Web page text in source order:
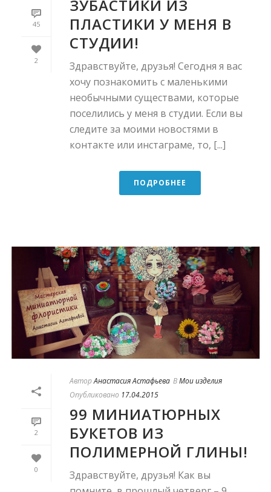
45
2
ЗУБАСТИКИ ИЗ
ПЛАСТИКИ У МЕНЯ В
СТУДИИ!
Здравствуйте, друзья! Сегодня я вас
хочу познакомить с маленькими
необычными существами, которые
поселились у меня в студии. Если вы
следите за моими новостями в
контакте или инстаграме, то, [...]
ПОДРОБНЕЕ
2
0
АвторАнастасия Астафьева ВМои изделия
Опубликовано 17.04.2015
99 МИНИАТЮРНЫХ
БУКЕТОВ ИЗ
ПОЛИМЕРНОЙ ГЛИНЫ!
Здравствуйте, друзья! Как вы